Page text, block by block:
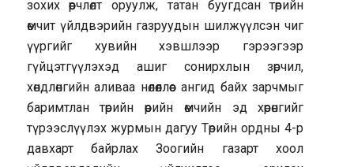
зохих өөрчлөлт оруулж, татан буугдсан төрийн
өмчит үйлдвэрийн газруудын шилжүүлсэн чиг
үүргийг хувийн хэвшлээр гэрээгээр
гүйцэтгүүлэхэд ашиг сонирхлын зөрчил,
хөндлөнгийн аливаа нөлөөллөөс ангид байх зарчмыг
баримтлан төрийн өөрийн өмчийн эд хөрөнгийг
түрээслүүлэх журмын дагуу Төрийн ордны 4-р
давхарт байрлах Зоогийн газарт хоол